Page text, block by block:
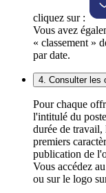
cliquez sur :
Vous avez
« classement »
par date.
4. Consulter les
Pour chaque
l'intitulé du
durée de travail,
premiers
publication de
Vous accédez
ou sur le logo